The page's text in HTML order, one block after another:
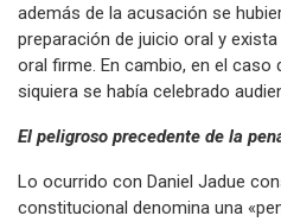
además de la acusación se
preparación de juicio oral y
oral firme. En cambio, en el caso
siquiera se había celebrado
El peligroso precedente de la
Lo ocurrido con Daniel Jadue
constitucional denomina una